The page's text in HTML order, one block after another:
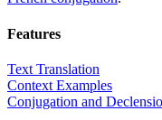
Features
Text Translation
Context Examples
Conjugation and